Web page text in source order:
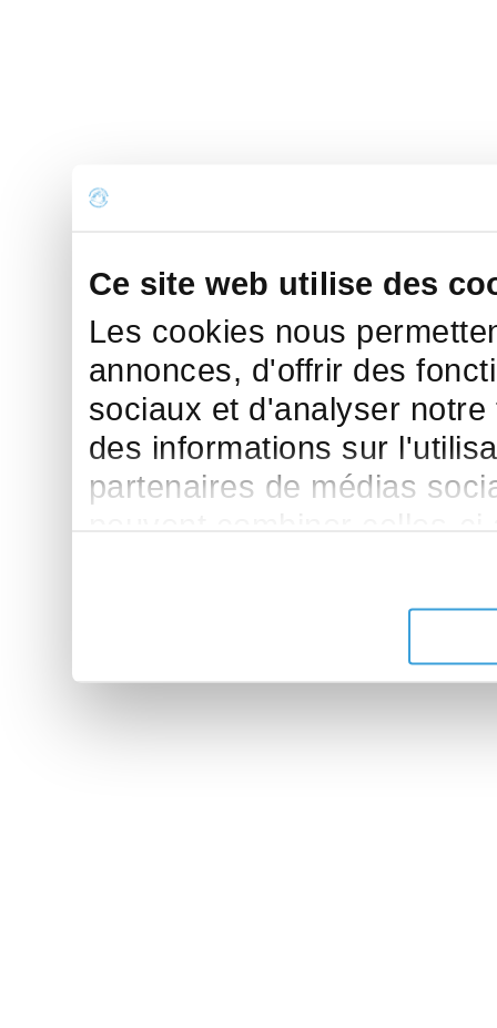
Ce site web utilise des
Les cookies nous
annonces, d'offrir des
sociaux et d'analyser
des informations sur
partenaires de médias